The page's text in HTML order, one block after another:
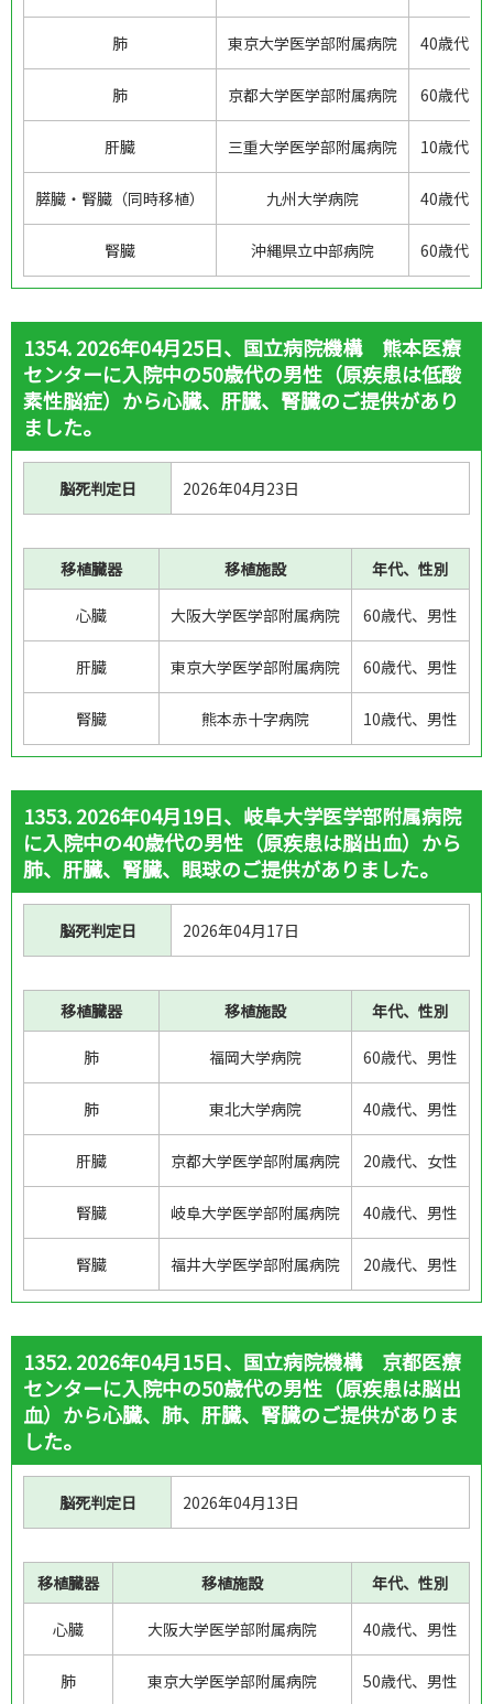
肺 東京大学医学部附属病院 40歳代、
肺 京都大学医学部附属病院 60歳代、
肝臓 三重大学医学部附属病院 10歳代、
膵臓・腎臓（同時移植） 九州大学病院 40歳代、
腎臓 沖縄県立中部病院 60歳代、
1354. 2026年04月25日、国立病院機構 熊本医療
センターに入院中の50歳代の男性（原疾患は低酸
素性脳症）から心臓、肝臓、腎臓のご提供があり
ました。
脳死判定日 2026年04月23日
移植臓器 移植施設 年代、性別
心臓 大阪大学医学部附属病院 60歳代、男性
肝臓 東京大学医学部附属病院 60歳代、男性
腎臓 熊本赤十字病院 10歳代、男性
1353. 2026年04月19日、岐阜大学医学部附属病院
に入院中の40歳代の男性（原疾患は脳出血）から
肺、肝臓、腎臓、眼球のご提供がありました。
脳死判定日 2026年04月17日
移植臓器 移植施設 年代、性別
肺 福岡大学病院 60歳代、男性
肺 東北大学病院 40歳代、男性
肝臓 京都大学医学部附属病院 20歳代、女性
腎臓 岐阜大学医学部附属病院 40歳代、男性
腎臓 福井大学医学部附属病院 20歳代、男性
1352. 2026年04月15日、国立病院機構 京都医療
センターに入院中の50歳代の男性（原疾患は脳出
血）から心臓、肺、肝臓、腎臓のご提供がありま
した。
脳死判定日 2026年04月13日
移植臓器 移植施設 年代、性別
心臓 大阪大学医学部附属病院 40歳代、男性
肺 東京大学医学部附属病院 50歳代、男性